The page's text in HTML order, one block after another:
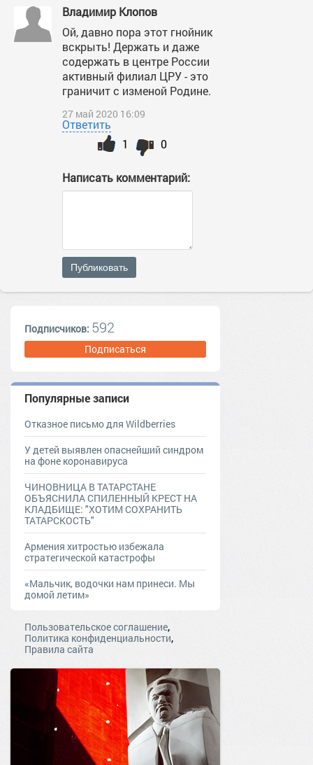
Владимир Клопов
Ой, давно пора этот гнойник
вскрыть! Держать и даже
содержать в центре России
активный филиал ЦРУ - это
граничит с изменой Родине.
27 май 2020 16:09
Ответить
0
1
Написать комментарий:
Публиковать
Подписчиков: 592
Подписаться
Популярные записи
Отказное письмо для Wildberries
У детей выявлен опаснейший синдром
на фоне коронавируса
ЧИНОВНИЦА В ТАТАРСТАНЕ
ОБЪЯСНИЛА СПИЛЕННЫЙ КРЕСТ НА
КЛАДБИЩЕ: "ХОТИМ СОХРАНИТЬ
ТАТАРСКОСТЬ"
Армения хитростью избежала
стратегической катастрофы
«Мальчик, водочки нам принеси. Мы
домой летим»
Пользовательское соглашение,
Политика конфиденциальности,
Правила сайта